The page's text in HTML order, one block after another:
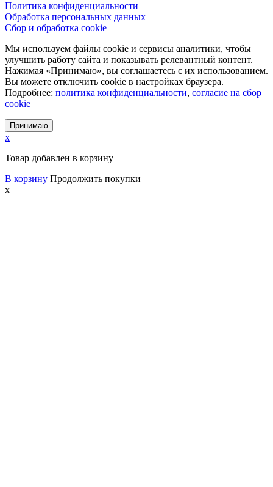
Политика конфиденциальности
Обработка персональных данных
Сбор и обработка cookie
Мы используем файлы cookie и сервисы аналитики, чтобы
улучшить работу сайта и показывать релевантный контент.
Нажимая «Принимаю», вы соглашаетесь с их использованием.
Вы можете отключить cookie в настройках браузера.
Подробнее: политика конфиденциальности, согласие на сбор
cookie
Принимаю
x
Товар добавлен в корзину
В корзину Продолжить покупки
x